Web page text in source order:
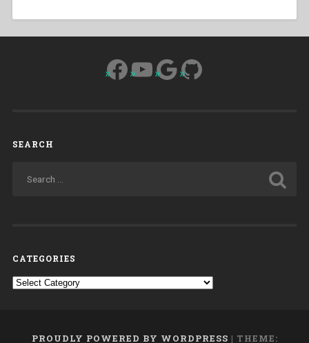
Facebook
YouTube
Google
GitHub
SEARCH
CATEGORIES
Categories
PROUDLY POWERED BY WORDPRESS | THEME: